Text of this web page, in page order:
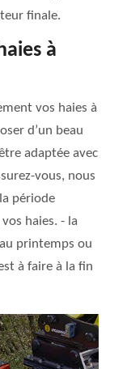
finale.
à
vos haies à
d’un beau
adaptée avec
vous, nous
période
haies. - la
printemps ou
à faire à la fin